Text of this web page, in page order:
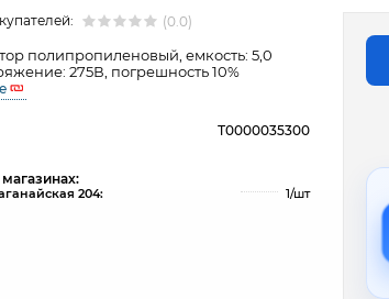
(0.0)
полипропиленовый, емкость: 5,0
275В, погрешность 10%
Т0000035300
204:
1/шт